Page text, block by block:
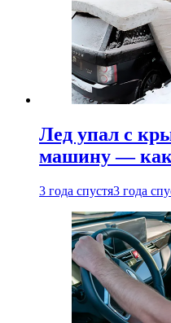
Лед упал с
машину — как
3 года спустя3 года